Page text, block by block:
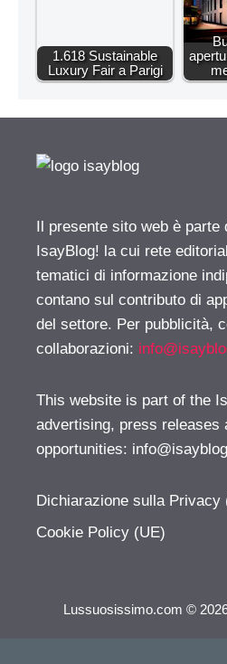
1.618 Sustainable
Luxury Fair a Parigi
Il presente sito web è parte
IsayBlog! la cui rete
tematici di informazione
contano sul contributo di
del settore. Per pubblicità,
collaborazioni:
This website is part of the
advertising, press releases
opportunities:
Dichiarazione sulla Privacy
Cookie Policy (UE)
Lussuosissimo.com ©